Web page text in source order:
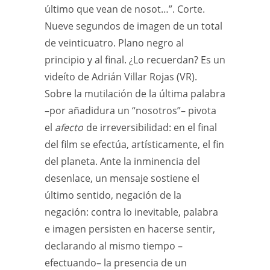
último que vean de nosot…”. Corte.
Nueve segundos de imagen de un total
de veinticuatro. Plano negro al
principio y al final. ¿Lo recuerdan? Es un
videíto de Adrián Villar Rojas (VR).
Sobre la mutilación de la última palabra
–por añadidura un “nosotros”– pivota
el afecto de irreversibilidad: en el final
del film se efectúa, artísticamente, el fin
del planeta. Ante la inminencia del
desenlace, un mensaje sostiene el
último sentido, negación de la
negación: contra lo inevitable, palabra
e imagen persisten en hacerse sentir,
declarando al mismo tiempo –
efectuando– la presencia de un